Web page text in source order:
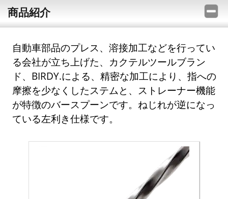
商品紹介
自動車部品のプレス、溶接加工などを行ってい
る会社が立ち上げた、カクテルツールブラン
ド、BIRDY.による、精密な加工により、指への
摩擦を少なくしたステムと、ストレーナー機能
が特徴のバースプーンです。ねじれが逆になっ
ている左利き仕様です。